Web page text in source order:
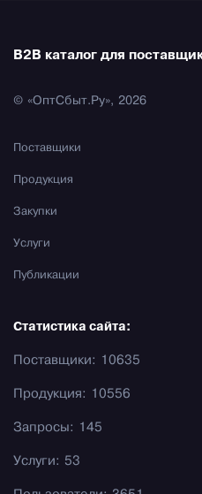
B2B каталог для
© «ОптСбыт.Ру», 2026
Поставщики
Продукция
Закупки
Услуги
Публикации
Статистика сайта:
Поставщики: 10635
Продукция: 10556
Запросы: 145
Услуги: 53